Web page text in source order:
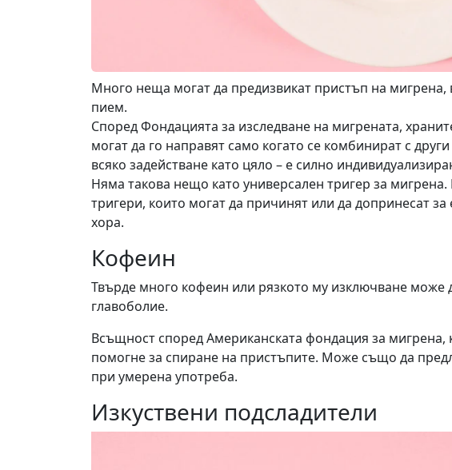
Много неща могат да предизвикат пристъп на мигрена,
пием.
Според Фондацията за изследване на мигрената,
могат да го направят само когато се комбинират с
всяко задействане като цяло – е силно
Няма такова нещо като универсален тригер за
тригери, които могат да причинят или да допринесат
хора.
Кофеин
Твърде много кофеин или рязкото му изключване може
главоболие.
Всъщност според Американската фондация за
помогне за спиране на пристъпите. Може също да
при умерена употреба.
Изкуствени подсладители